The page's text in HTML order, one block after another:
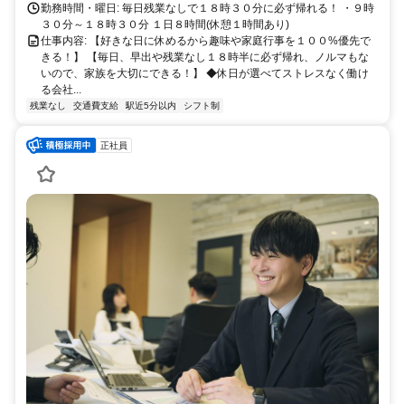
勤務時間・曜日: 毎日残業なしで１８時３０分に必ず帰れる！ ・９時
３０分～１８時３０分 １日８時間(休憩１時間あり)
仕事内容: 【好きな日に休めるから趣味や家庭行事を１００%優先で
きる！】 【毎日、早出や残業なし１８時半に必ず帰れ、ノルマもな
いので、家族を大切にできる！】 ◆休日が選べてストレスなく働け
る会社...
残業なし 交通費支給 駅近5分以内 シフト制
正社員